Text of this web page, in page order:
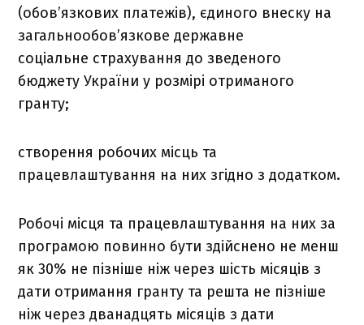
(обов’язкових платежів), єдиного внеску на
загальнообов’язкове державне
соціальне страхування до зведеного
бюджету України у розмірі отриманого
гранту;
створення робочих місць та
працевлаштування на них згідно з додатком.
Робочі місця та працевлаштування на них за
програмою повинно бути здійснено не менш
як 30% не пізніше ніж через шість місяців з
дати отримання гранту та решта не пізніше
ніж через дванадцять місяців з дати